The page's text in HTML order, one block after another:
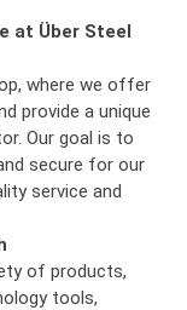
at Über Steel
where we offer
provide a unique
Our goal is to
secure for our
service and
of products,
tools,